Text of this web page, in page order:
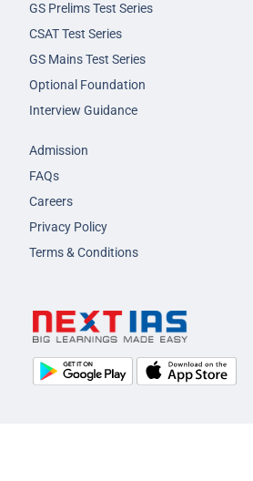
GS Prelims Test Series
CSAT Test Series
GS Mains Test Series
Optional Foundation
Interview Guidance
Admission
FAQs
Careers
Privacy Policy
Terms & Conditions